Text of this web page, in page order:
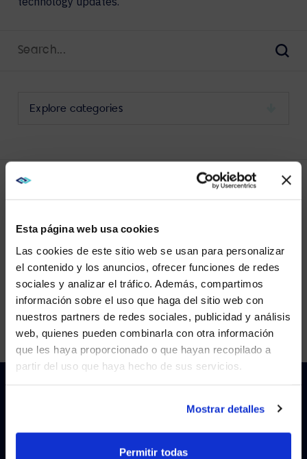
Esta página web usa cookies
Las cookies de este sitio web se usan para personalizar
el contenido y los anuncios, ofrecer funciones de redes
sociales y analizar el tráfico. Además, compartimos
información sobre el uso que haga del sitio web con
nuestros partners de redes sociales, publicidad y análisis
web, quienes pueden combinarla con otra información
que les haya proporcionado o que hayan recopilado a
partir del uso que haya hecho de sus servicios.
Mostrar detalles
Permitir todas
category
view
No results found.
WE NOTICED YOU'RE IN USA.
instead?
YES, TAKE ME THERE
NO, STAY ON THIS SITE